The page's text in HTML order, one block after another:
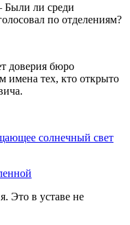
ли среди
по отделениям?
доверия бюро
имена тех, кто открыто
солнечный свет
Это в уставе не